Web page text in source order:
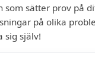
som sätter prov på
på olika
sig själv!